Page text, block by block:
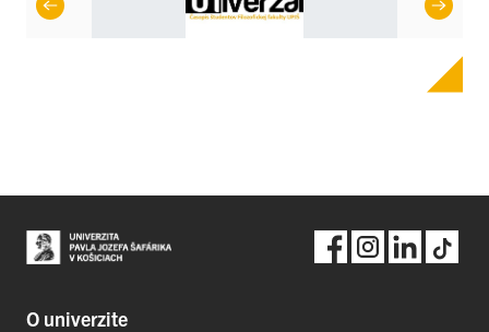
O univerzite